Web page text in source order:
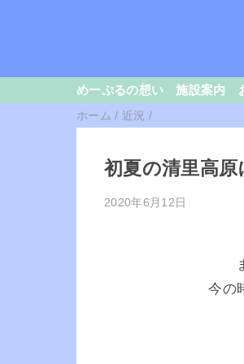
めーぷるの想い 施設案内
ホーム /近況 /
初夏の清里高
2020年6月12日
今の